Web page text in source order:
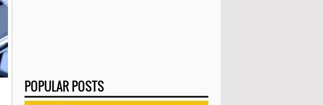
POPULAR POSTS